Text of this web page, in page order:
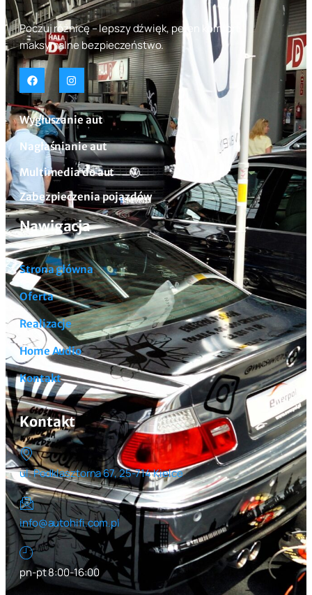
Poczuj różnicę – lepszy dźwięk, pełen komfort,
maksymalne bezpieczeństwo.
Wygłuszanie aut
Nagłaśnianie aut
Multimedia do aut
Zabezpieczenia pojazdów
Nawigacja
Strona główna
Oferta
Realizacje
Home Audio
Kontakt
Kontakt
ul. Podklasztorna 67, 25-714 Kielce
info@autohifi.com.pl
pn-pt 8:00-16:00